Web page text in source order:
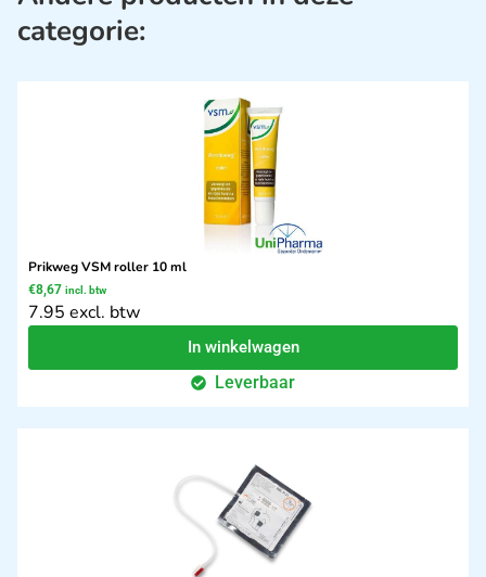
categorie:
Prikweg VSM roller 10 ml
€8,67 incl. btw
7.95 excl. btw
In winkelwagen
Leverbaar